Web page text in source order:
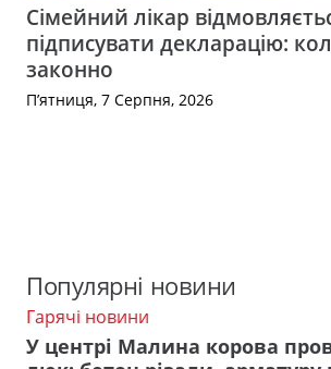
Сімейний лікар
підписувати декларацію:
законно
П’ятниця, 7 Серпня, 2026
Популярні новини
Гарячі новини
У центрі Малина корова